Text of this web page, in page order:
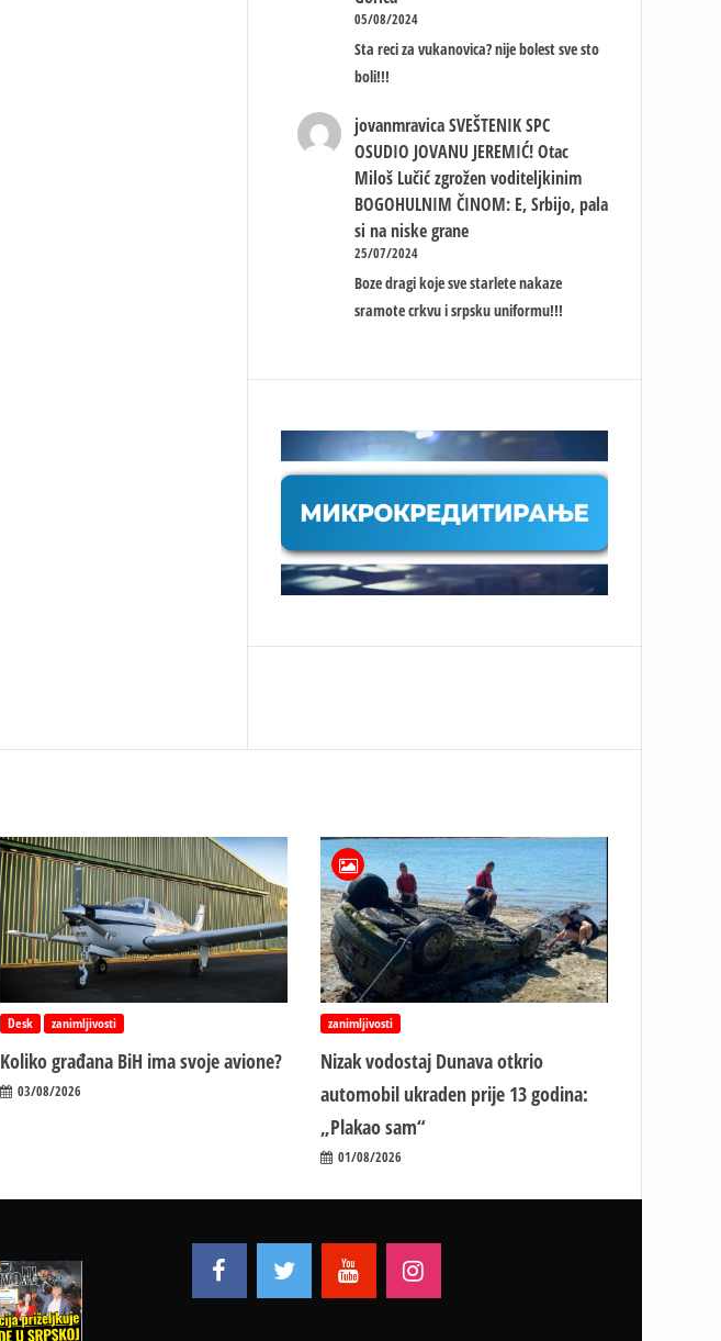
05/08/2024
Sta reci za vukanovica? nije bolest sve sto
boli!!!
jovanmravica SVEŠTENIK SPC
OSUDIO JOVANU JEREMIĆ! Otac
Miloš Lučić zgrožen voditeljkinim
BOGOHULNIM ČINOM: E, Srbijo, pala
si na niske grane
25/07/2024
Boze dragi koje sve starlete nakaze
sramote crkvu i srpsku uniformu!!!
Desk zanimljivosti
Koliko građana BiH ima svoje avione?
03/08/2026
zanimljivosti
Nizak vodostaj Dunava otkrio
automobil ukraden prije 13 godina:
„Plakao sam“
01/08/2026